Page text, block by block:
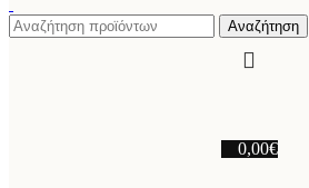
Αναζήτηση
0,00€